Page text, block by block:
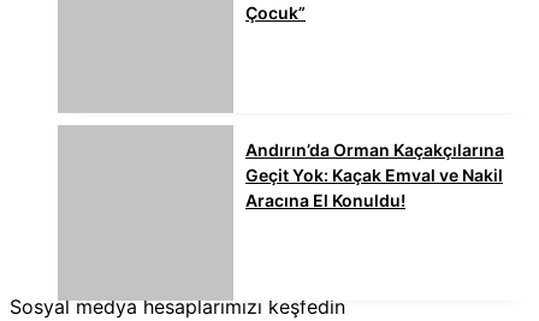
Çocuk”
Andırın’da Orman Kaçakçılarına
Geçit Yok: Kaçak Emval ve Nakil
Aracına El Konuldu!
Sosyal medya hesaplarımızı keşfedin